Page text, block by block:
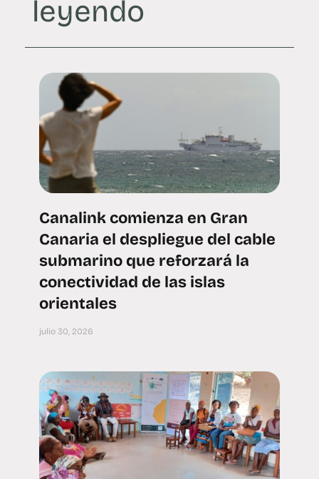
leyendo
Canalink comienza en Gran
Canaria el despliegue del cable
submarino que reforzará la
conectividad de las islas
orientales
julio 30, 2026